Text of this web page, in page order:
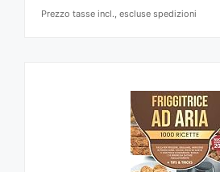
Prezzo tasse incl., escluse spedizioni